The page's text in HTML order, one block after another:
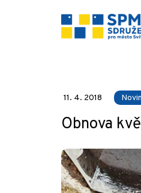
11. 4. 2018
Obnova